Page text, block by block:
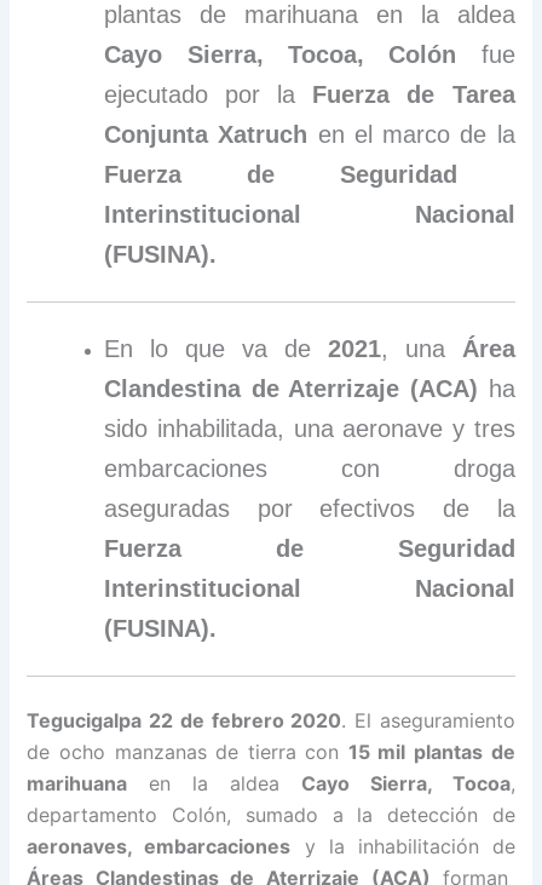
plantas de marihuana en la aldea
Cayo Sierra, Tocoa, Colón fue
ejecutado por la Fuerza de Tarea
Conjunta Xatruch en el marco de la
Fuerza de Seguridad
Interinstitucional Nacional
(FUSINA).
En lo que va de 2021, una Área
Clandestina de Aterrizaje (ACA) ha
sido inhabilitada, una aeronave y tres
embarcaciones con droga
aseguradas por efectivos de la
Fuerza de Seguridad
Interinstitucional Nacional
(FUSINA).
Tegucigalpa 22 de febrero 2020. El aseguramiento
de ocho manzanas de tierra con 15 mil plantas de
marihuana en la aldea Cayo Sierra, Tocoa,
departamento Colón, sumado a la detección de
aeronaves, embarcaciones y la inhabilitación de
Áreas Clandestinas de Aterrizaje (ACA) forman